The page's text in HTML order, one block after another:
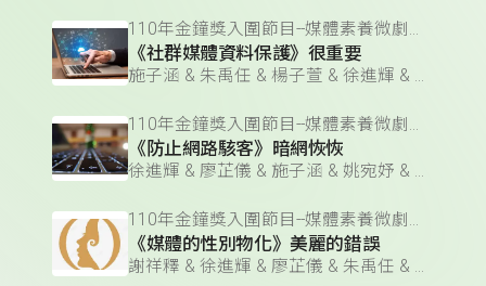
110年金鐘獎入圍節目--媒體素養微劇場(企劃編撰獎)
《社群媒體資料保護》很重要
施子涵 & 朱禹任 & 楊子萱 & 徐進輝 & 江麗妮 & 謝祥釋 & 姚宛妤 & 廖芷儀
110年金鐘獎入圍節目--媒體素養微劇場(企劃編撰獎)
《防止網路駭客》暗網恢恢
徐進輝 & 廖芷儀 & 施子涵 & 姚宛妤 & 江麗妮 & 謝祥釋 & 朱禹任 & 楊子萱
110年金鐘獎入圍節目--媒體素養微劇場(企劃編撰獎)
《媒體的性別物化》美麗的錯誤
謝祥釋 & 徐進輝 & 廖芷儀 & 朱禹任 & 江麗妮 & 姚宛妤 & 楊子萱 & 施子涵